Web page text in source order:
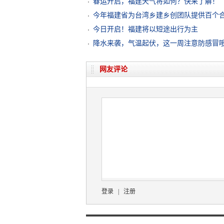
今年福建省为台湾乡建乡创团队提供百个
今日开启！福建将以短途出行为主
降水来袭，气温起伏，这一周注意防感冒
网友评论
登录 注册